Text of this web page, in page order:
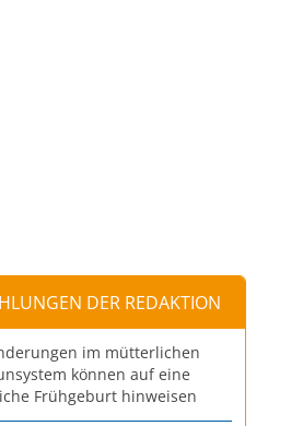
DER REDAKTION
im mütterlichen
können auf eine
Frühgeburt hinweisen